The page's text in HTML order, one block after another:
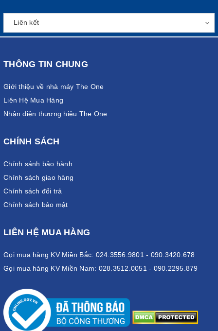
THÔNG TIN CHUNG
Giới thiệu về nhà máy The One
Liên Hệ Mua Hàng
Nhận diện thương hiệu The One
CHÍNH SÁCH
Chính sánh bảo hành
Chính sách giao hàng
Chính sách đổi trả
Chính sách bảo mật
LIÊN HỆ MUA HÀNG
Gọi mua hàng KV Miền Bắc: 024.3556.9801 - 090.3420.678
Gọi mua hàng KV Miền Nam: 028.3512.0051 - 090.2295.879